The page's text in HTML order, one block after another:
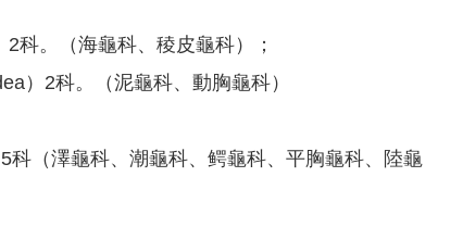
科。（海龜科、稜皮龜科）；
）2科。（泥龜科、動胸龜科）
科（澤龜科、潮龜科、鳄龜科、平胸龜科、陸龜